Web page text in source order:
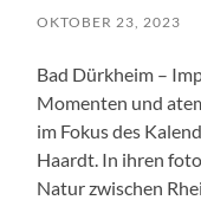
OKTOBER 23, 2023
Bad Dürkheim –
Momenten und
im Fokus des
Haardt. In ihren
Natur zwischen